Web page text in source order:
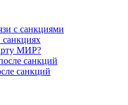
с санкциями
санкциях
МИР?
санкций
санкций